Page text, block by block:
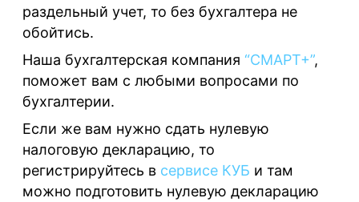
раздельный учет, то без бухгалтера не
обойтись.
Наша бухгалтерская компания “СМАРТ+”,
поможет вам с любыми вопросами по
бухгалтерии.
Если же вам нужно сдать нулевую
налоговую декларацию, то
регистрируйтесь в сервисе КУБ и там
можно подготовить нулевую декларацию